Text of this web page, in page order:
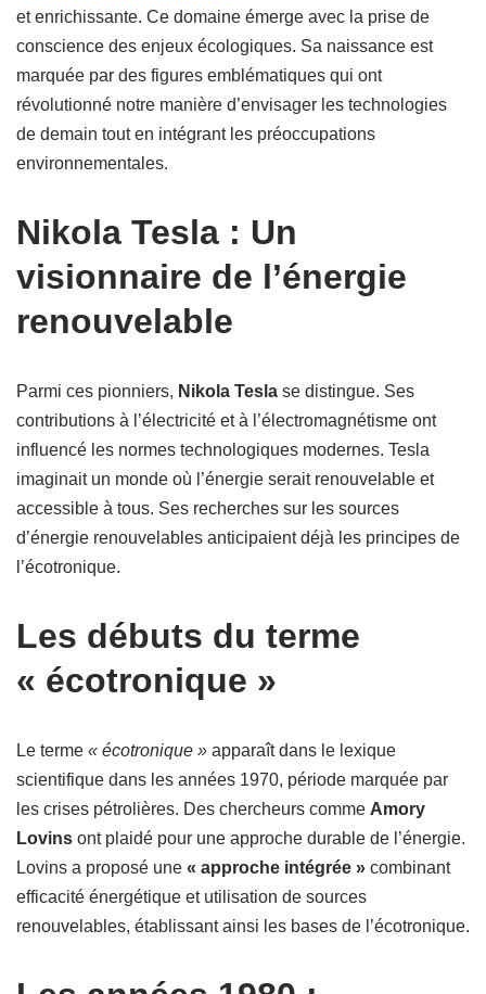
et enrichissante. Ce domaine émerge avec la prise de
conscience des enjeux écologiques. Sa naissance est
marquée par des figures emblématiques qui ont
révolutionné notre manière d’envisager les technologies
de demain tout en intégrant les préoccupations
environnementales.
Nikola Tesla : Un
visionnaire de l’énergie
renouvelable
Parmi ces pionniers, Nikola Tesla se distingue. Ses
contributions à l’électricité et à l’électromagnétisme ont
influencé les normes technologiques modernes. Tesla
imaginait un monde où l’énergie serait renouvelable et
accessible à tous. Ses recherches sur les sources
d’énergie renouvelables anticipaient déjà les principes de
l’écotronique.
Les débuts du terme
« écotronique »
Le terme « écotronique » apparaît dans le lexique
scientifique dans les années 1970, période marquée par
les crises pétrolières. Des chercheurs comme Amory
Lovins ont plaidé pour une approche durable de l’énergie.
Lovins a proposé une « approche intégrée » combinant
efficacité énergétique et utilisation de sources
renouvelables, établissant ainsi les bases de l’écotronique.